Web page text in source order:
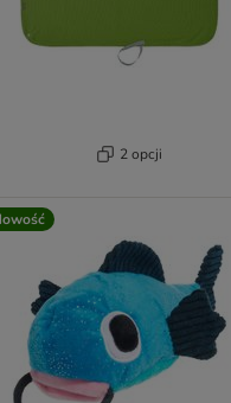
2 opcji